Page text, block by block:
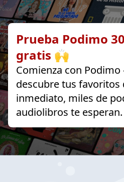
Prueba Podimo
gratis 🙌
Comienza con
descubre tus favoritos
inmediato, miles de
audiolibros te esperan.